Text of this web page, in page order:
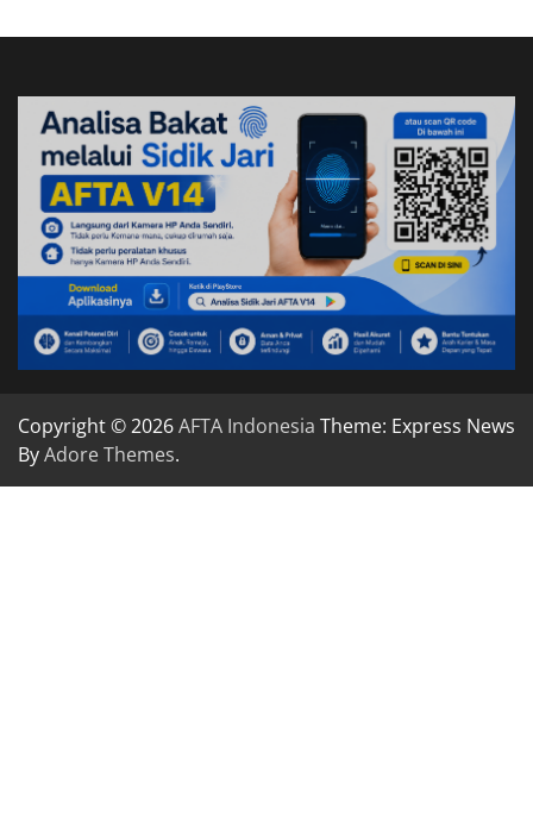
Copyright © 2026AFTA Indonesia Theme: Express News
ByAdore Themes.